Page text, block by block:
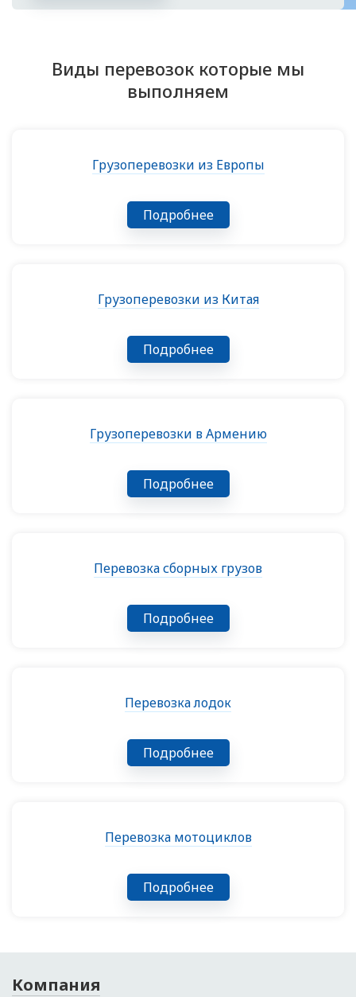
Виды перевозок которые мы
выполняем
Грузоперевозки из Европы
Подробнее
Грузоперевозки из Китая
Подробнее
Грузоперевозки в Армению
Подробнее
Перевозка сборных грузов
Подробнее
Перевозка лодок
Подробнее
Перевозка мотоциклов
Подробнее
Компания